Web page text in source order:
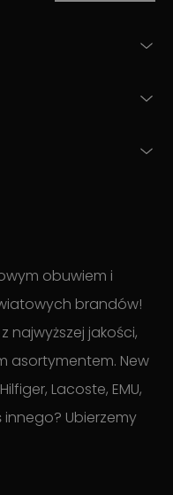
obuwiem i
brandów!
najwyższej jakości,
asortymentem. New
Lacoste, EMU,
Ubierzemy